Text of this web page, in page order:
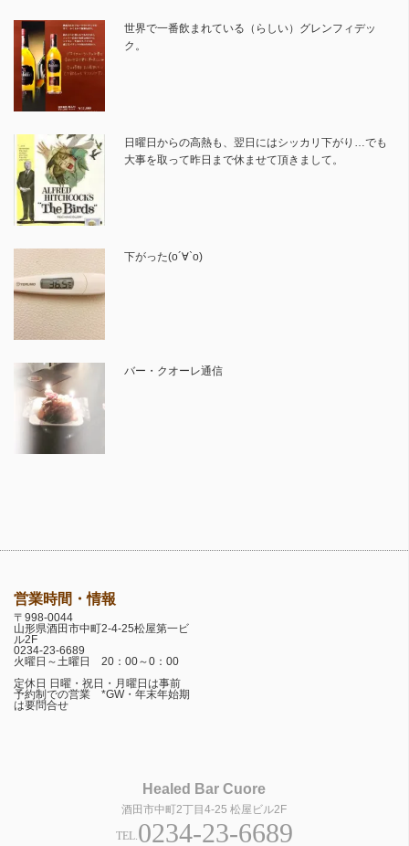
世界で一番飲まれている（らしい）グレンフィデッ
ク。
日曜日からの高熱も、翌日にはシッカリ下がり…でも
大事を取って昨日まで休ませて頂きまして。
下がった(о´∀`о)
バー・クオーレ通信
営業時間・情報
〒998-0044
山形県酒田市中町2-4-25松屋第一ビ
ル2F
0234-23-6689
火曜日～土曜日 20：00～0：00
定休日 日曜・祝日・月曜日は事前
予約制での営業 *GW・年末年始期
は要問合せ
Healed Bar Cuore
酒田市中町2丁目4-25 松屋ビル2F
TEL.0234-23-6689